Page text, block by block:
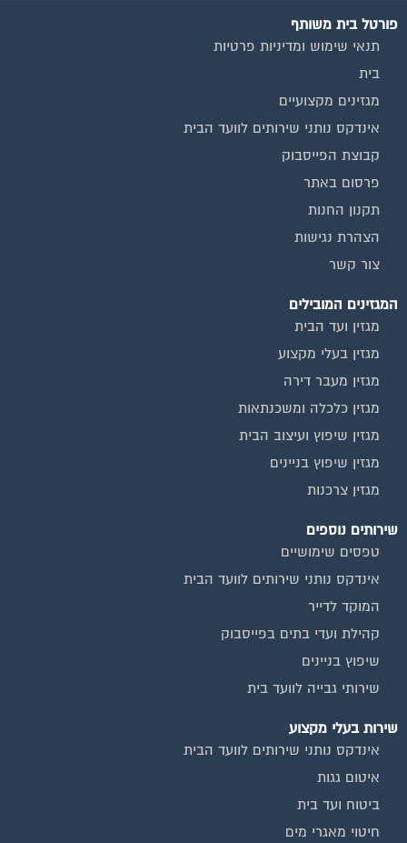
פורטל בית משותף
תנאי שימוש ומדיניות פרטיות
בית
מגזינים מקצועיים
אינדקס נותני שירותים לוועד הבית
קבוצת הפייסבוק
פרסום באתר
תקנון החנות
הצהרת נגישות
צור קשר
המגזינים המובילים
מגזין ועד הבית
מגזין בעלי מקצוע
מגזין מעבר דירה
מגזין כלכלה ומשכנתאות
מגזין שיפוץ ועיצוב הבית
מגזין שיפוץ בניינים
מגזין צרכנות
שירותים נוספים
טפסים שימושיים
אינדקס נותני שירותים לוועד הבית
המוקד לדייר
קהילת ועדי בתים בפייסבוק
שיפוץ בניינים
שירותי גבייה לוועד בית
שירות בעלי מקצוע
אינדקס נותני שירותים לוועד הבית
איטום גגות
ביטוח ועד בית
חיטוי מאגרי מים